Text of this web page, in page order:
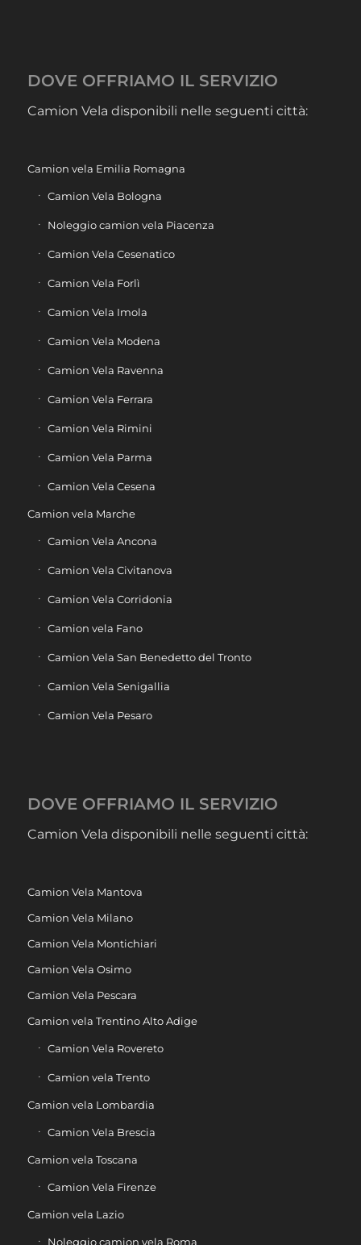
DOVE OFFRIAMO IL SERVIZIO
Camion Vela disponibili nelle seguenti città:
Camion vela Emilia Romagna
Camion Vela Bologna
Noleggio camion vela Piacenza
Camion Vela Cesenatico
Camion Vela Forlì
Camion Vela Imola
Camion Vela Modena
Camion Vela Ravenna
Camion Vela Ferrara
Camion Vela Rimini
Camion Vela Parma
Camion Vela Cesena
Camion vela Marche
Camion Vela Ancona
Camion Vela Civitanova
Camion Vela Corridonia
Camion vela Fano
Camion Vela San Benedetto del Tronto
Camion Vela Senigallia
Camion Vela Pesaro
DOVE OFFRIAMO IL SERVIZIO
Camion Vela disponibili nelle seguenti città:
Camion Vela Mantova
Camion Vela Milano
Camion Vela Montichiari
Camion Vela Osimo
Camion Vela Pescara
Camion vela Trentino Alto Adige
Camion Vela Rovereto
Camion vela Trento
Camion vela Lombardia
Camion Vela Brescia
Camion vela Toscana
Camion Vela Firenze
Camion vela Lazio
Noleggio camion vela Roma